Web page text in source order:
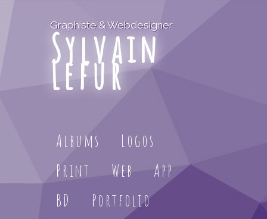
Graphiste & Webdesigner
Sylvain
Lefur
Albums
Logos
Print
Web
App
BD
Portfolio